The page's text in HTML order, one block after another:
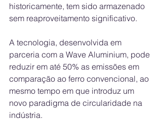
historicamente, tem sido armazenado
sem reaproveitamento significativo.
A tecnologia, desenvolvida em
parceria com a Wave Aluminium, pode
reduzir em até 50% as emissões em
comparação ao ferro convencional, ao
mesmo tempo em que introduz um
novo paradigma de circularidade na
indústria.